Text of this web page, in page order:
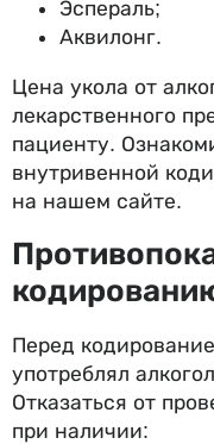
Эспераль;
Аквилонг.
Цена укола от
лекарственного
пациенту.
внутривенной
на нашем сайте.
Перед
употреблял
Отказаться от
при наличии: